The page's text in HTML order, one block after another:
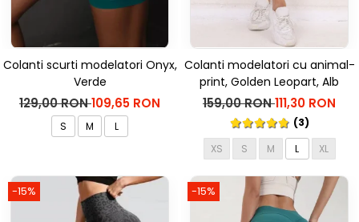
Colanti scurti modelatori Onyx,
Verde
129,00 RON109,65 RON
S M L
Colanti modelatori cu animal-
print, Golden Leopart, Alb
159,00 RON111,30 RON
(3)
XS
S M L XL
-15% -15%